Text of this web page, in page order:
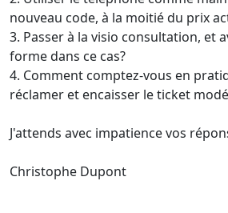
nouveau code, à la moitié du prix
3. Passer à la visio consultation, et
forme dans ce cas?
4. Comment comptez-vous en
réclamer et encaisser le ticket
J'attends avec impatience vos
Christophe Dupont